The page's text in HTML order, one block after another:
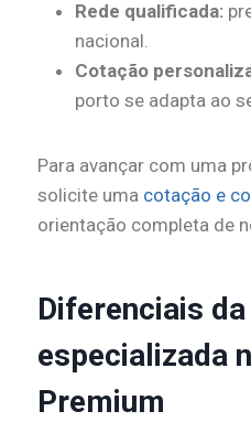
Rede qualificada:
nacional.
Cotação
porto se adapta ao
Para avançar com uma
solicite uma cotação e
orientação completa de
Diferenciais
especializada
Premium